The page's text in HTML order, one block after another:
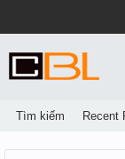
Tìm kiếm Recent